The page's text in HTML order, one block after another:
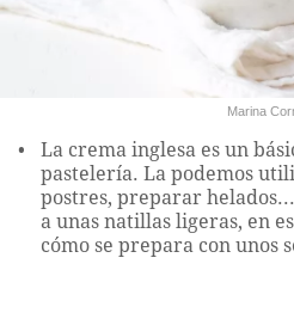
Marina
La crema inglesa es un
pastelería. La podemos
postres, preparar
a unas natillas ligeras, en
cómo se prepara con unos